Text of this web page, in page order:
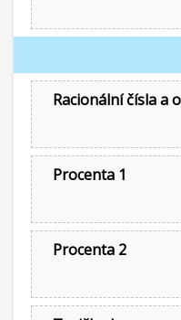
Racionální čísla a
Procenta 1
Procenta 2